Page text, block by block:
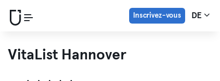
Inscrivez-vous DE
VitaList Hannover